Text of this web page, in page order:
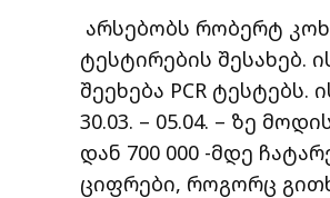
არსებობს რობერტ
ტესტირების შესახებ.
შეეხება PCR ტესტებს.
30.03. – 05.04. – ზე
დან 700 000 -მდე
ციფრები, როგორც